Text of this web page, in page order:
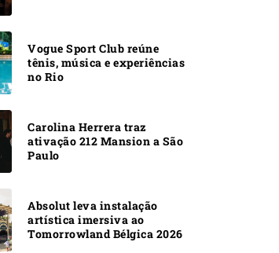
Vogue Sport Club reúne
tênis, música e experiências
no Rio
Carolina Herrera traz
ativação 212 Mansion a São
Paulo
Absolut leva instalação
artística imersiva ao
Tomorrowland Bélgica 2026